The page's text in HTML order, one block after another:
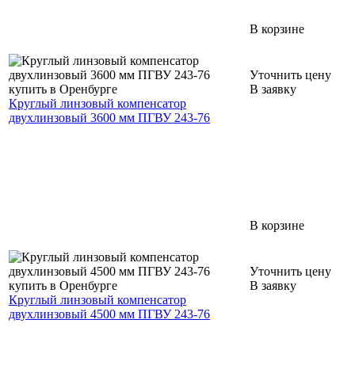
В корзине
Круглый линзовый компенсатор
двухлинзовый 3600 мм ПГВУ 243-76
Уточнить цену
В заявку
В корзине
Круглый линзовый компенсатор
двухлинзовый 4500 мм ПГВУ 243-76
Уточнить цену
В заявку